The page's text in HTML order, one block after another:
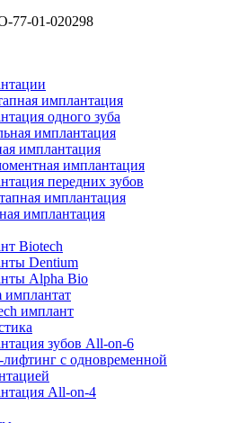
77-01-020298
имплантация
одного зуба
имплантация
имплантация
имплантация
передних зубов
имплантация
имплантация
Biotech
Dentium
Alpha Bio
имплантат
имплант
зубов All-on-6
с одновременной
All-on-4